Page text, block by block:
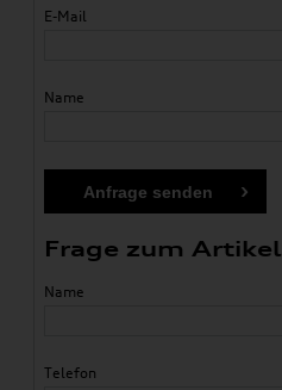
E-Mail
Name
Frage zum Artikel
Name
Telefon